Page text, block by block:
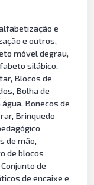
e
e outros,
móvel degrau,
silábico,
Blocos de
Bolha de
Bonecos de
Brinquedo
de mão,
de blocos
de
de encaixe e